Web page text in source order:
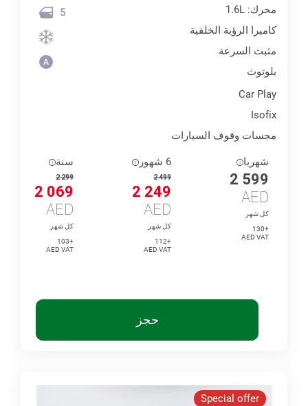
محرك: 1.6L
كاميرا الرؤية الخلفية
مثبت السرعة
بلوتوث
Car Play
Isofix
مجسات وقوف السيارات
5
شهريا
2 599
AED
كل شهر
+130
AED VAT
6 شهور
2 499
2 249
AED
كل شهر
+112
AED VAT
سنة
2 299
2 069
AED
كل شهر
+103
AED VAT
حجز
Special offer